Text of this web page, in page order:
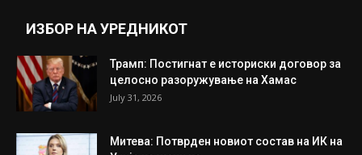
ИЗБОР НА УРЕДНИКОТ
Трамп: Постигнат е историски договор за
целосно разоружување на Хамас
July 31, 2026
Митева: Потврден новиот состав на ИК на